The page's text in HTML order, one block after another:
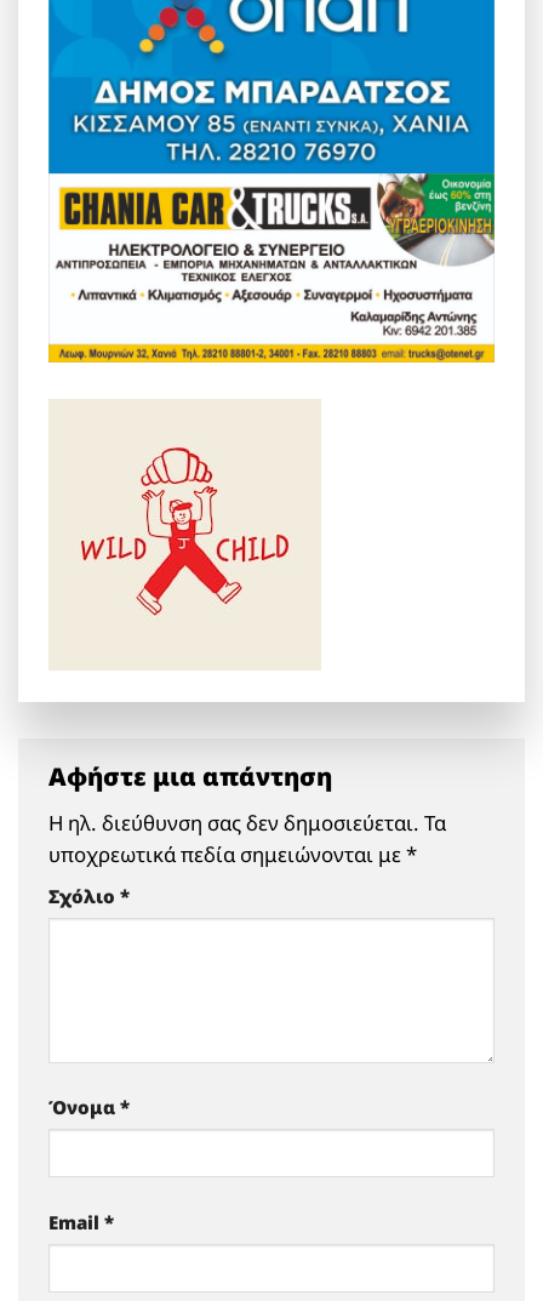
Αφήστε μια απάντηση
Η ηλ. διεύθυνση σας δεν δημοσιεύεται. Τα
υποχρεωτικά πεδία σημειώνονται με*
Σχόλιο *
Όνομα *
Email *